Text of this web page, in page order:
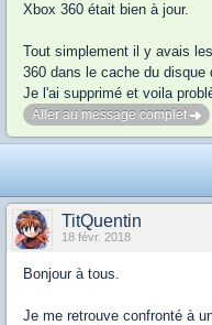
Xbox 360 était bien à jour.
Tout simplement il y avais
360 dans le cache du disque
Je l'ai supprimé et voila
Aller au message complet
TitQuentin
18 févr. 2018
Bonjour à tous.
Je me retrouve confronté à